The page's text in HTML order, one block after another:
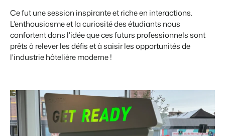
Ce fut une session inspirante et riche en interactions.
L'enthousiasme et la curiosité des étudiants nous
confortent dans l'idée que ces futurs professionnels sont
prêts à relever les défis et à saisir les opportunités de
l'industrie hôtelière moderne !